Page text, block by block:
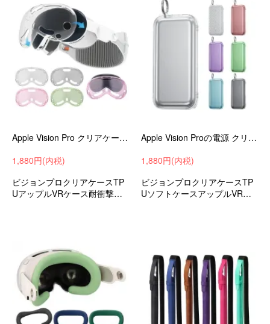
Apple Vision Pro クリアケース 耐衝撃 カバー クリア 透明 ソフト TPU プロテクターカバー 保護ケース/カバー アップル VR
1,880円(内税)
ビジョンプロクリアケースTP
UアップルVRケース耐衝撃ケ
Apple Vision Proの電源 クリアケース 耐衝撃 カバー クリア 透明 TPU ソフトケース カラビナ付き アップル VR / AR 耐衝撃ケース
1,880円(内税)
ビジョンプロクリアケースTP
UソフトケースアップルVRケ